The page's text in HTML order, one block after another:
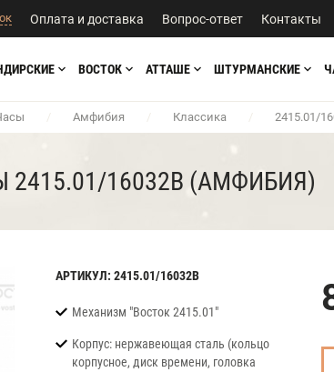
Оплата и доставка Вопрос-ответ Контакты
ВОСТОК АТТАШЕ ШТУРМАНСКИЕ
/ Амфибия / Классика / 2415.01/
2415.01/16032В (АМФИБИЯ)
АРТИКУЛ: 2415.01/16032В
Механизм "Восток 2415.01"
Корпус: нержавеющая сталь (кольцо
корпусное, диск времени, головка